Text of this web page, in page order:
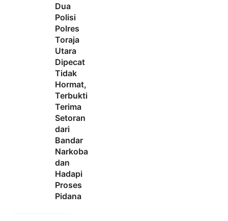
Dua
Polisi
Polres
Toraja
Utara
Dipecat
Tidak
Hormat,
Terbukti
Terima
Setoran
dari
Bandar
Narkoba
dan
Hadapi
Proses
Pidana